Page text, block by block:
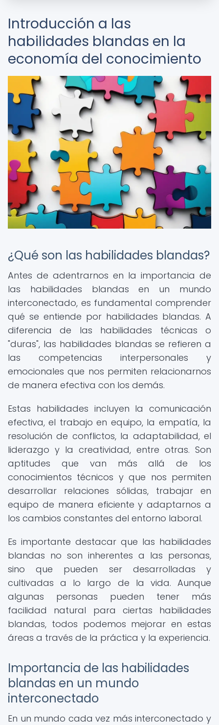
Introducción a las
habilidades blandas en la
economía del conocimiento
¿Qué son las habilidades blandas?
Antes de adentrarnos en la importancia de
las habilidades blandas en un mundo
interconectado, es fundamental comprender
qué se entiende por habilidades blandas. A
diferencia de las habilidades técnicas o
"duras", las habilidades blandas se refieren a
las competencias interpersonales y
emocionales que nos permiten relacionarnos
de manera efectiva con los demás.
Estas habilidades incluyen la comunicación
efectiva, el trabajo en equipo, la empatía, la
resolución de conflictos, la adaptabilidad, el
liderazgo y la creatividad, entre otras. Son
aptitudes que van más allá de los
conocimientos técnicos y que nos permiten
desarrollar relaciones sólidas, trabajar en
equipo de manera eficiente y adaptarnos a
los cambios constantes del entorno laboral.
Es importante destacar que las habilidades
blandas no son inherentes a las personas,
sino que pueden ser desarrolladas y
cultivadas a lo largo de la vida. Aunque
algunas personas pueden tener más
facilidad natural para ciertas habilidades
blandas, todos podemos mejorar en estas
áreas a través de la práctica y la experiencia.
Importancia de las habilidades
blandas en un mundo
interconectado
En un mundo cada vez más interconectado y